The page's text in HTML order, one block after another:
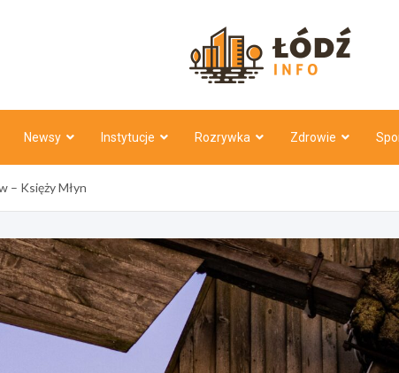
Newsy Instytucje Rozrywka Zdrowie
– Księży Młyn